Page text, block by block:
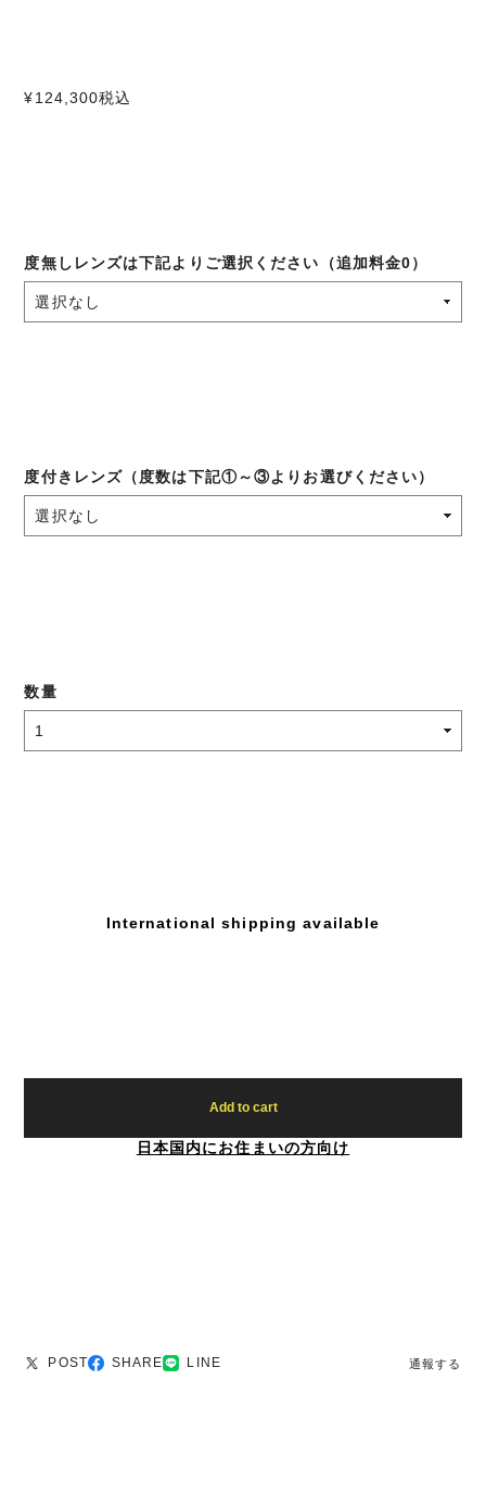
¥124,300税込
度無しレンズは下記よりご選択ください（追加料金0）
度付きレンズ（度数は下記①～③よりお選びください）
数量
International shipping available
Add to cart
日本国内にお住まいの方向け
POST SHARE LINE 通報する